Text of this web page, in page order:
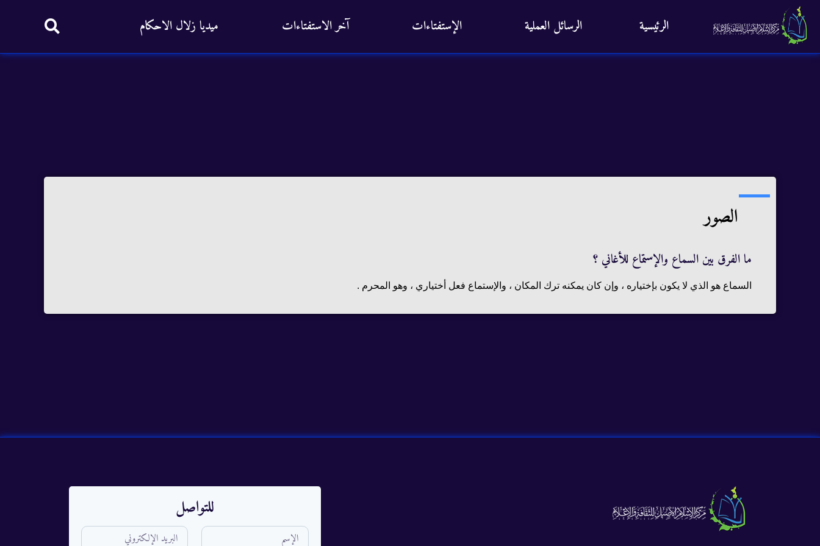
الرئيسية الرسائل العملية الإستفتاءات آخر الاستفتاءات ميديا زلال الاحكام
الصور
ما الفرق بين السماع والإستماع للأغاني ؟
السماع هو الذي لا يكون بإختياره ، وإن كان يمكنه ترك المكان ، والإستماع فعل أختياري ، وهو المحرم .
للتواصل